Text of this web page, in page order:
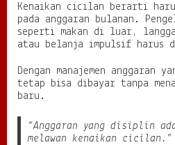
Kenaikan cicilan berarti
pada anggaran bulanan.
seperti makan di luar,
atau belanja impulsif harus
Dengan manajemen anggaran
tetap bisa dibayar tanpa
baru.
“Anggaran yang disiplin
melawan kenaikan cicilan.”